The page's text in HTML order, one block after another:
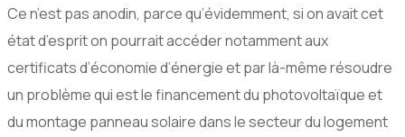
Ce n’est pas anodin, parce qu’évidemment, si on avait cet
état d’esprit on pourrait accéder notamment aux
certificats d’économie d’énergie et par là-même résoudre
un problème qui est le financement du photovoltaïque et
du montage panneau solaire dans le secteur du logement